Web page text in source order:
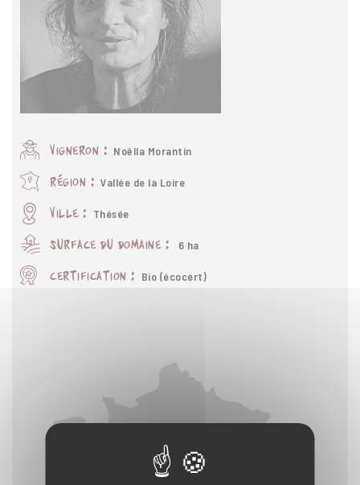
vigneron : Noëlla Morantin
région : Vallée de la Loire
ville : Thésée
surface du domaine : 6 ha
certification : Bio (écocert)